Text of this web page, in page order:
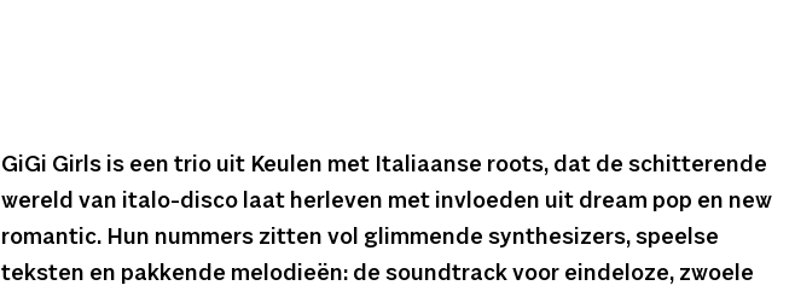
GiGi Girls is een trio uit Keulen met Italiaanse roots, dat de schitterende
wereld van italo-disco laat herleven met invloeden uit dream pop en new
romantic. Hun nummers zitten vol glimmende synthesizers, speelse
teksten en pakkende melodieën: de soundtrack voor eindeloze, zwoele